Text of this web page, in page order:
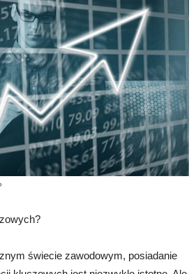
świecie zawodowym, posiadanie